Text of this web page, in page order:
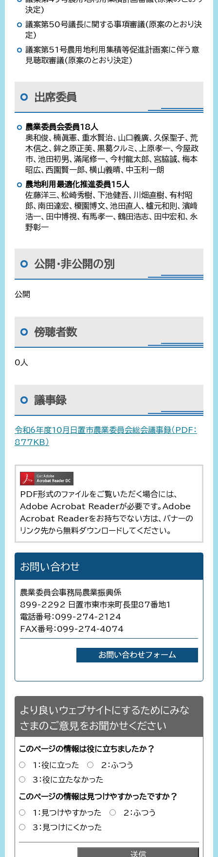
決定)
議案第50号議長に関する事項審議(原案のとおり決
定)
議案第51号農用地利用集積等促進計画案に伴う意
見聴取審議(原案のとおり決定)
出席委員
農業委員会委員18人
奥和俊、楠眞憲、重水賢治、山口義廣、久保聖子、荒
木信之、鉾之原正美、黒葛クルミ、上原孝一、今屋政
市、池田初男、滿尾修一、今村龍太郎、宮脇誠、梅本
昭広、西園賢一郎、横山義晴、中玉利一朗
農地利用最適化推進委員15人
佐藤洋三、松崎秀樹、下池健吾、川畑直樹、有村昭
郎、南田達宏、榎園博文、池田直人、櫨元和則、濱﨑
浩一、田中博視、有馬孝一、鶴田浩志、田中宏和、永
野彰一
公開・非公開の別
公開
傍聴者数
0人
議事録
令和6年度10月日置市農業委員会総会議事録（PDF：
877KB）
PDF形式のファイルをご覧いただく場合には、
Adobe Acrobat Readerが必要です。Adobe
Acrobat Readerをお持ちでない方は、バナーの
リンク先から無料ダウンロードしてください。
お問い合わせ
農業委員会事務局農業振興係
899-2292 日置市東市来町長里87番地1
電話番号：099-274-2124
FAX番号：099-274-4074
より良いウェブサイトにするためにみな
さまのご意見をお聞かせください
このページの情報は役に立ちましたか？
1：役に立った
2：ふつう
3：役に立たなかった
このページの情報は見つけやすかったですか？
1：見つけやすかった
2：ふつう
3：見つけにくかった